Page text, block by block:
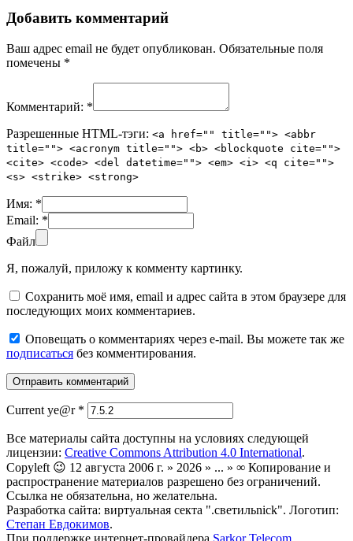
Добавить комментарий
Ваш адрес email не будет опубликован. Обязательные поля
помечены *
Комментарий: *
Разрешенные HTML-тэги: <a href="" title=""> <abbr
title=""> <acronym title=""> <b> <blockquote cite="">
<cite> <code> <del datetime=""> <em> <i> <q cite="">
<s> <strike> <strong>
Имя: *
Email: *
Файл
Я, пожалуй, приложу к комменту картинку.
Сохранить моё имя, email и адрес сайта в этом браузере для
последующих моих комментариев.
Оповещать о комментариях через e-mail. Вы можете так же
подписаться без комментирования.
Current ye@r *
Все материалы сайта доступны на условиях следующей
лицензии: Creative Commons Attribution 4.0 International.
Copyleft 😉 12 августа 2006 г. » 2026 » ... » ∞ Копирование и
распространение материалов разрешено без ограничений.
Ссылка не обязательна, но желательна.
Разработка сайта: виртуальная секта ".светильnick". Логотип:
Степан Евдокимов.
При поддержке интернет-провайдера Sarkor Telecom